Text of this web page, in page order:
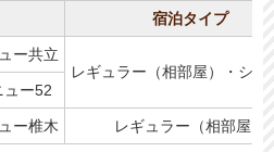
宿泊タイプ
ー共立
レギュラー（相部屋）・シン
ュー52
ー椎木 レギュラー（相部屋）